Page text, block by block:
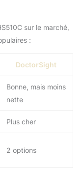
sur le marché,
:
DoctorSight
Bonne, mais moins
nette
Plus cher
2 options